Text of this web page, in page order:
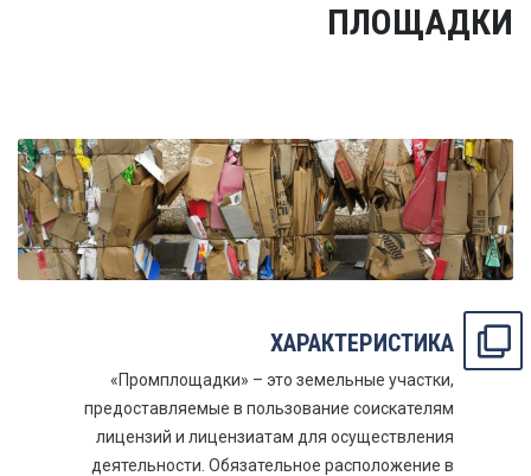
ПЛОЩАДКИ
ХАРАКТЕРИСТИКА
«Промплощадки» – это земельные участки,
предоставляемые в пользование соискателям
лицензий и лицензиатам для осуществления
деятельности. Обязательное расположение в